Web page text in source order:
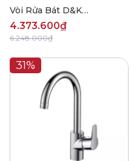
Vòi Rửa Bát D&K
DK1462504-D
4.373.600₫
6.248.000₫
31%